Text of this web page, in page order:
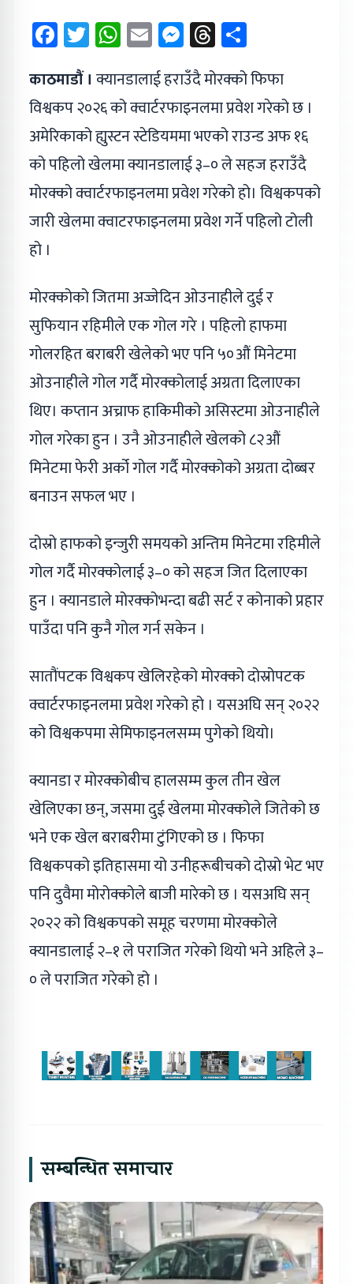
Facebook
Twitter
WhatsApp
EmailMessenger
Threads
काठमाडौं । क्यानडालाई हराउँदै मोरक्को फिफा
विश्वकप २०२६ को क्वार्टरफाइनलमा प्रवेश गरेको छ ।
अमेरिकाको ह्युस्टन स्टेडियममा भएको राउन्ड अफ १६
को पहिलो खेलमा क्यानडालाई ३–० ले सहज हराउँदै
मोरक्को क्वार्टरफाइनलमा प्रवेश गरेको हो। विश्वकपको
जारी खेलमा क्वाटरफाइनलमा प्रवेश गर्ने पहिलो टोली
हो ।
मोरक्कोको जितमा अज्जेदिन ओउनाहीले दुई र
सुफियान रहिमीले एक गोल गरे । पहिलो हाफमा
गोलरहित बराबरी खेलेको भए पनि ५०औं मिनेटमा
ओउनाहीले गोल गर्दै मोरक्कोलाई अग्रता दिलाएका
थिए। कप्तान अच्राफ हाकिमीको असिस्टमा ओउनाहीले
गोल गरेका हुन । उनै ओउनाहीले खेलको ८२औं
मिनेटमा फेरी अर्को गोल गर्दै मोरक्कोको अग्रता दोब्बर
बनाउन सफल भए ।
दोस्रो हाफको इन्जुरी समयको अन्तिम मिनेटमा रहिमीले
गोल गर्दै मोरक्कोलाई ३–० को सहज जित दिलाएका
हुन । क्यानडाले मोरक्कोभन्दा बढी सर्ट र कोनाको प्रहार
पाउँदा पनि कुनै गोल गर्न सकेन ।
सातौंपटक विश्वकप खेलिरहेको मोरक्को दोस्रोपटक
क्वार्टरफाइनलमा प्रवेश गरेको हो । यसअघि सन् २०२२
को विश्वकपमा सेमिफाइनलसम्म पुगेको थियो।
क्यानडा र मोरक्कोबीच हालसम्म कुल तीन खेल
खेलिएका छन्, जसमा दुई खेलमा मोरक्कोले जितेको छ
भने एक खेल बराबरीमा टुंगिएको छ । फिफा
विश्वकपको इतिहासमा यो उनीहरूबीचको दोस्रो भेट भए
पनि दुवैमा मोरोक्कोले बाजी मारेको छ । यसअघि सन्
२०२२ को विश्वकपको समूह चरणमा मोरक्कोले
क्यानडालाई २–१ ले पराजित गरेको थियो भने अहिले ३–
० ले पराजित गरेको हो ।
सम्बन्धित समाचार